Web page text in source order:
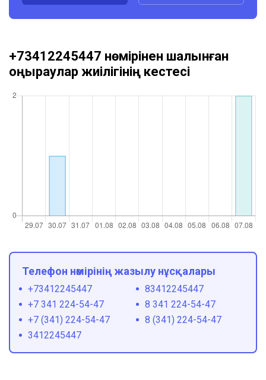
+73412245447 нөмірінен шалынған
қоңыраулар жиілігінің кестесі
Телефон нөмірінің жазылу нұсқалары
+73412245447
83412245447
+7 341 224-54-47
8 341 224-54-47
+7 (341) 224-54-47
8 (341) 224-54-47
3412245447